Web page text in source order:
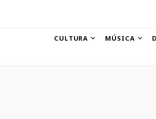
CULTURA MÚSICA